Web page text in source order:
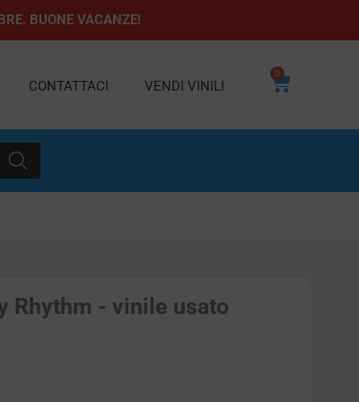
BUONE VACANZE!
CONTATTACI VENDI VINILI
0
Carrello
Rhythm - vinile usato